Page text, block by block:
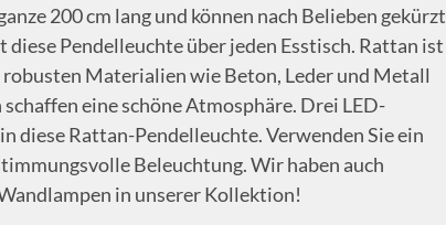
200 cm lang und können nach Belieben gekürzt
diese Pendelleuchte über jeden Esstisch. Rattan ist
Materialien wie Beton, Leder und Metall
eine schöne Atmosphäre. Drei LED-
diese Rattan-Pendelleuchte. Verwenden Sie ein
Beleuchtung. Wir haben auch
in unserer Kollektion!